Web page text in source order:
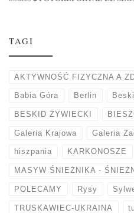
TAGI
AKTYWNOŚĆ FIZYCZNA A
Babia Góra Berlin
BESKID ŻYWIECKI
Galeria Krajowa Galeria
hiszpania KARKONOSZE
MASYW ŚNIEŻNIKA -
POLECAMY Rysy
TRUSKAWIEC-UKRAINA